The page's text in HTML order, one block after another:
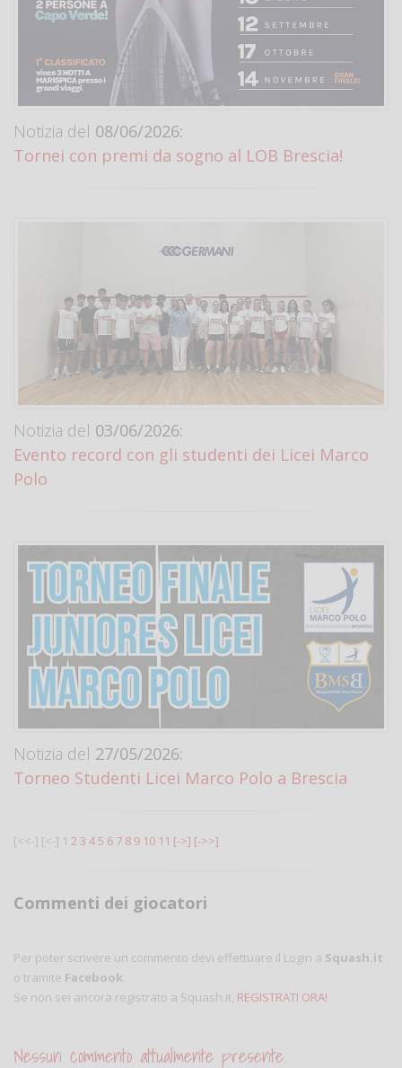
Notizia del 08/06/2026:
Tornei con premi da sogno al LOB Brescia!
Notizia del 03/06/2026:
Evento record con gli studenti dei Licei Marco
Polo
Notizia del 27/05/2026:
Torneo Studenti Licei Marco Polo a Brescia
[<<-] [<-] 1 2 3 4 5 6 7 8 9 10 11 [->] [->>]
Commenti dei giocatori
Per poter scrivere un commento devi effettuare il Login a Squash.it
o tramite Facebook
Se non sei ancora registrato a Squash.it, REGISTRATI ORA!
Nessun commento attualmente presente